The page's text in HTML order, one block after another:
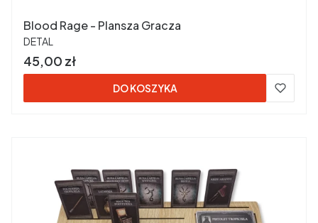
Blood Rage - Plansza Gracza
PRODUCENT
DETAL
Cena
45,00 zł
DO KOSZYKA